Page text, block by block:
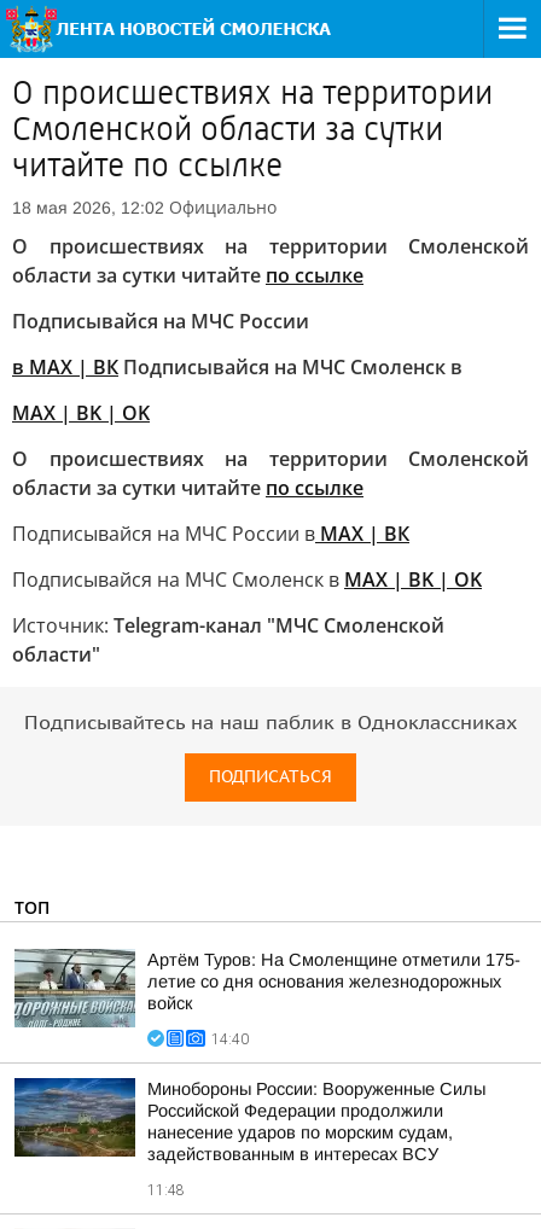
О происшествиях на территории
Смоленской области за сутки
читайте по ссылке
18 мая 2026, 12:02 Официально
О происшествиях на территории Смоленской
области за сутки читайте по ссылке
Подписывайся на МЧС России
в MAX | ВК Подписывайся на МЧС Смоленск в
MAX | BK | OK
О происшествиях на территории Смоленской
области за сутки читайте по ссылке
Подписывайся на МЧС России в MAX | ВК
Подписывайся на МЧС Смоленск в MAX | BK | OK
Источник: Telegram-канал "МЧС Смоленской
области"
Подписывайтесь на наш паблик в Одноклассниках
ПОДПИСАТЬСЯ
ТОП
Артём Туров: На Смоленщине отметили 175-
летие со дня основания железнодорожных
войск
14:40
Минобороны России: Вооруженные Силы
Российской Федерации продолжили
нанесение ударов по морским судам,
задействованным в интересах ВСУ
11:48